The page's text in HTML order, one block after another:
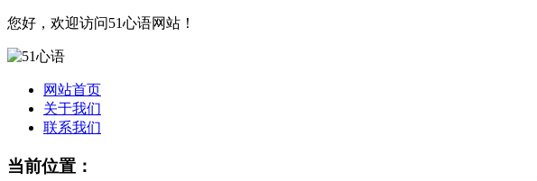
您好，欢迎访问51心语网站！
网站首页
关于我们
联系我们
当前位置：